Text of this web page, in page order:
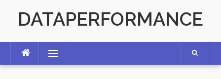
contentDATAPERFORMANCE
Menu